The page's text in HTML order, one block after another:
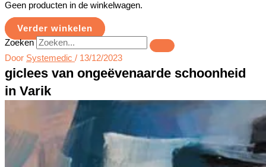
Geen producten in de winkelwagen.
Verder winkelen
Zoeken
Door Systemedic / 13/12/2023
giclees van ongeëvenaarde schoonheid
in Varik